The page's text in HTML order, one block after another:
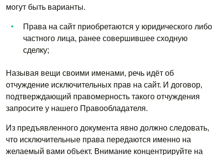
могут быть варианты.
Права на сайт приобретаются у юридического либо
частного лица, ранее совершившее сходную
сделку;
Называя вещи своими именами, речь идёт об
отчуждение исключительных прав на сайт. И договор,
подтверждающий правомерность такого отчуждения
запросите у нашего Правообладателя.
Из предъявленного документа явно должно следовать,
что исключительные права передаются именно на
желаемый вами объект. Внимание концентрируйте на